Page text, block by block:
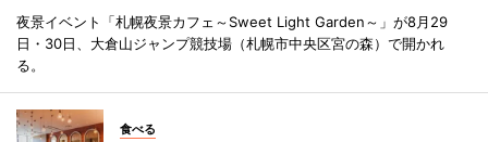
夜景イベント「札幌夜景カフェ～Sweet Light Garden～」が8月29
日・30日、大倉山ジャンプ競技場（札幌市中央区宮の森）で開かれ
る。
食べる